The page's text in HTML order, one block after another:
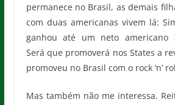
permanece no Brasil, as demais
com duas americanas vivem lá:
ganhou até um neto americano
Será que promoverá nos States a
promoveu no Brasil com o rock ‘n’
Mas também não me interessa.